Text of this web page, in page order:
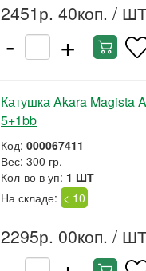
2451р. 40коп. /
- +
Катушка Akara Magista
5+1bb
Код: 000067411
Вес: 300 гр.
Кол-во в уп: 1 ШТ
На складе: < 10
2295р. 00коп. /